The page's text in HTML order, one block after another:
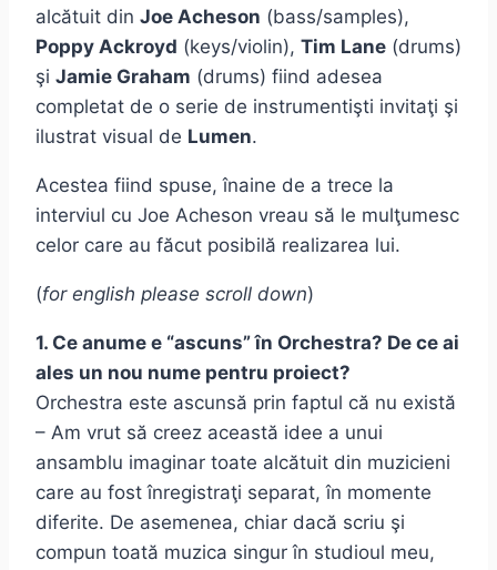
alcătuit din Joe Acheson (bass/samples),
Poppy Ackroyd (keys/violin), Tim Lane (drums)
şi Jamie Graham (drums) fiind adesea
completat de o serie de instrumentişti invitaţi şi
ilustrat visual de Lumen.
Acestea fiind spuse, înaine de a trece la
interviul cu Joe Acheson vreau să le mulţumesc
celor care au făcut posibilă realizarea lui.
(for english please scroll down)
1. Ce anume e “ascuns” în Orchestra? De ce ai
ales un nou nume pentru proiect?
Orchestra este ascunsă prin faptul că nu există
– Am vrut să creez această idee a unui
ansamblu imaginar toate alcătuit din muzicieni
care au fost înregistraţi separat, în momente
diferite. De asemenea, chiar dacă scriu şi
compun toată muzica singur în studioul meu,